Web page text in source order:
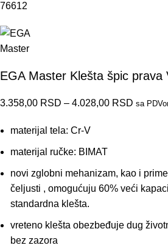
76612
EGA Master Klešta špic prava
3.358,00 RSD – 4.028,00 RSD sa
materijal tela: Cr-V
materijal ručke: BIMAT
novi zglobni mehanizam, kao i
čeljusti , omogućuju 60% veći
standardna klešta.
vreteno klešta obezbeđuje dug
bez zazora